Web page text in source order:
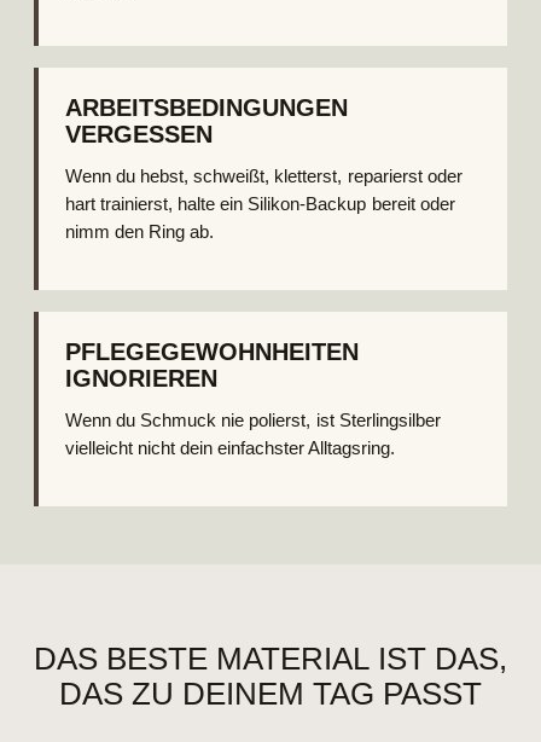
ARBEITSBEDINGUNGEN
VERGESSEN
Wenn du hebst, schweißt, kletterst, reparierst oder
hart trainierst, halte ein Silikon-Backup bereit oder
nimm den Ring ab.
PFLEGEGEWOHNHEITEN
IGNORIEREN
Wenn du Schmuck nie polierst, ist Sterlingsilber
vielleicht nicht dein einfachster Alltagsring.
DAS BESTE MATERIAL IST DAS,
DAS ZU DEINEM TAG PASST